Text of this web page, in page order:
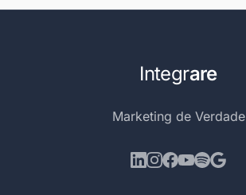
Integrare
Marketing de Verdade